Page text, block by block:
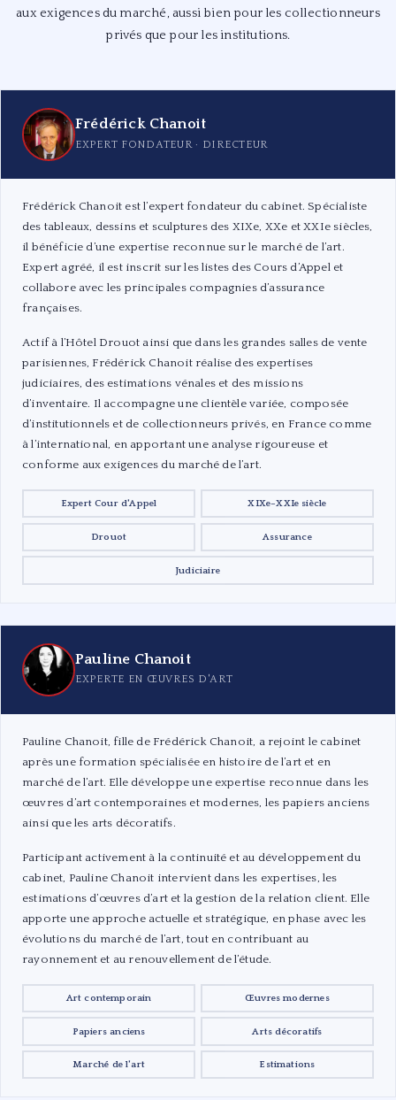
aux exigences du marché, aussi bien pour les collectionneurs
privés que pour les institutions.
Frédérick Chanoit
EXPERT FONDATEUR · DIRECTEUR
Frédérick Chanoit est l’expert fondateur du cabinet. Spécialiste
des tableaux, dessins et sculptures des XIXe, XXe et XXIe siècles,
il bénéficie d’une expertise reconnue sur le marché de l’art.
Expert agréé, il est inscrit sur les listes des Cours d’Appel et
collabore avec les principales compagnies d’assurance
françaises.
Actif à l’Hôtel Drouot ainsi que dans les grandes salles de vente
parisiennes, Frédérick Chanoit réalise des expertises
judiciaires, des estimations vénales et des missions
d’inventaire. Il accompagne une clientèle variée, composée
d’institutionnels et de collectionneurs privés, en France comme
à l’international, en apportant une analyse rigoureuse et
conforme aux exigences du marché de l’art.
Expert Cour d'Appel XIXe–XXIe siècle
Drouot Assurance
Judiciaire
Pauline Chanoit
EXPERTE EN ŒUVRES D'ART
Pauline Chanoit, fille de Frédérick Chanoit, a rejoint le cabinet
après une formation spécialisée en histoire de l’art et en
marché de l’art. Elle développe une expertise reconnue dans les
œuvres d’art contemporaines et modernes, les papiers anciens
ainsi que les arts décoratifs.
Participant activement à la continuité et au développement du
cabinet, Pauline Chanoit intervient dans les expertises, les
estimations d’œuvres d’art et la gestion de la relation client. Elle
apporte une approche actuelle et stratégique, en phase avec les
évolutions du marché de l’art, tout en contribuant au
rayonnement et au renouvellement de l’étude.
Art contemporain Œuvres modernes
Papiers anciens Arts décoratifs
Marché de l'art Estimations